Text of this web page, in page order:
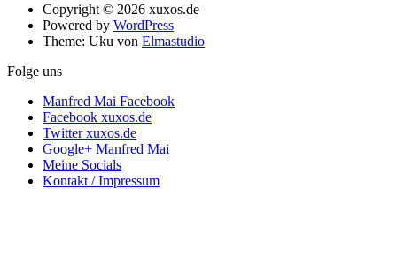
Copyright © 2026 xuxos.de
Powered by WordPress
Theme: Uku von Elmastudio
Folge uns
Manfred Mai Facebook
Facebook xuxos.de
Twitter xuxos.de
Google+ Manfred Mai
Meine Socials
Kontakt / Impressum